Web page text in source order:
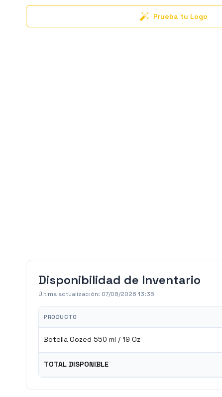
Prueba tu Logo
Disponibilidad de Inventario
Última actualización: 07/08/2026 13:35
PRODUCTO
Botella Oozed 550 ml / 19 Oz
TOTAL DISPONIBLE